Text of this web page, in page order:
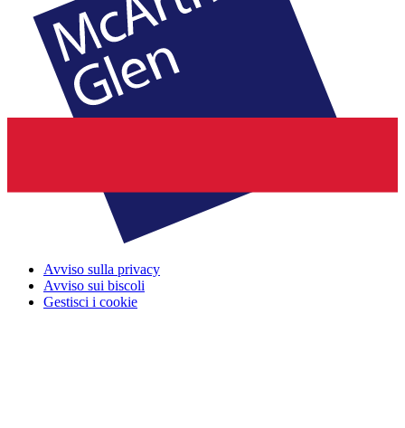
Avviso sulla privacy
Avviso sui biscoli
Gestisci i cookie